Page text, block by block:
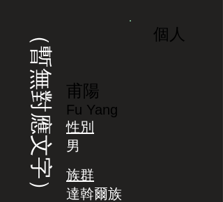
（暫無對應文字） 個人
甫陽
Fu Yang
性別
男
族群
達斡爾族